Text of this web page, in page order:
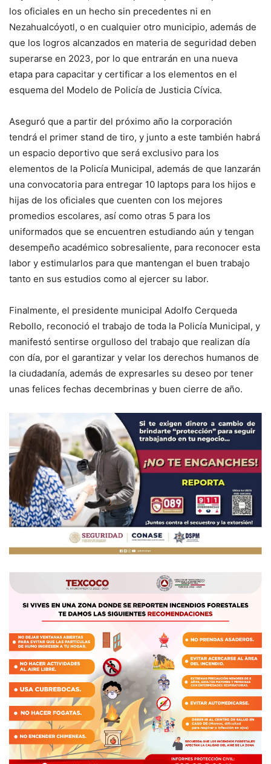
los oficiales en un hecho sin precedentes ni en
Nezahualcóyotl, o en cualquier otro municipio, además de
que los logros alcanzados en materia de seguridad deben
superarse en 2023, por lo que entrarán en una nueva
etapa para capacitar y certificar a los elementos en el
esquema del Modelo de Policía de Justicia Cívica.
Aseguró que a partir del próximo año la corporación
tendrá el primer stand de tiro, y junto a este también habrá
un espacio deportivo que será exclusivo para los
elementos de la Policía Municipal, además de que lanzarán
una convocatoria para entregar 10 laptops para los hijos e
hijas de los oficiales que cuenten con los mejores
promedios escolares, así como otras 5 para los
uniformados que se encuentren estudiando aún y tengan
desempeño académico sobresaliente, para reconocer esta
labor y estimularlos para que mantengan el buen trabajo
tanto en sus estudios como al ejercer su labor.
Finalmente, el presidente municipal Adolfo Cerqueda
Rebollo, reconoció el trabajo de toda la Policía Municipal, y
manifestó sentirse orgulloso del trabajo que realizan día
con día, por el garantizar y velar los derechos humanos de
la ciudadanía, además de expresarles su deseo por tener
unas felices fechas decembrinas y buen cierre de año.